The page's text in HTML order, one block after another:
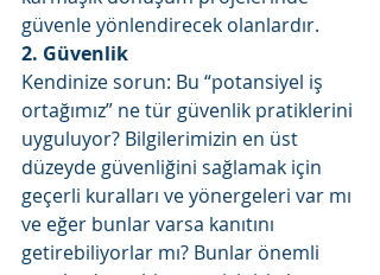
güvenle yönlendirecek olanlardır.
2. Güvenlik
Kendinize sorun: Bu “potansiyel iş
ortağımız” ne tür güvenlik pratiklerini
uyguluyor? Bilgilerimizin en üst
düzeyde güvenliğini sağlamak için
geçerli kuralları ve yönergeleri var mı
ve eğer bunlar varsa kanıtını
getirebiliyorlar mı? Bunlar önemli